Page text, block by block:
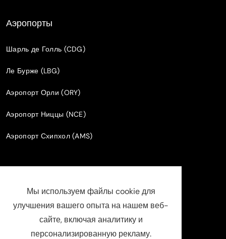
Аэропорты
Шарль де Голль (CDG)
Ле Бурже (LBG)
Аэропорт Орли (ORY)
Аэропорт Ниццы (NCE)
Аэропорт Схипхол (AMS)
Телефон +33 7 52 63 68 25
info@luxuchauffeur.com
Название компании: Chauffeur Pro paris
Мы используем файлы cookie для
улучшения вашего опыта на нашем веб-
сайте, включая аналитику и
персонализированную рекламу.